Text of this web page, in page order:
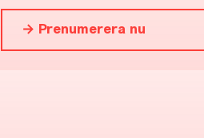
→ Prenumerera nu